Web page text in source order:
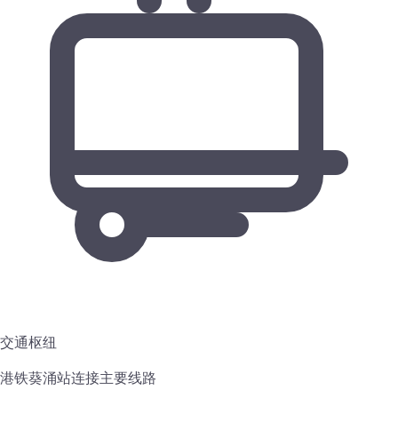
交通枢纽
港铁葵涌站连接主要线路